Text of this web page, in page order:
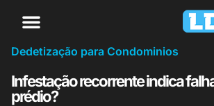
Dedetização para Condominios
Infestação recorrente indica
prédio?